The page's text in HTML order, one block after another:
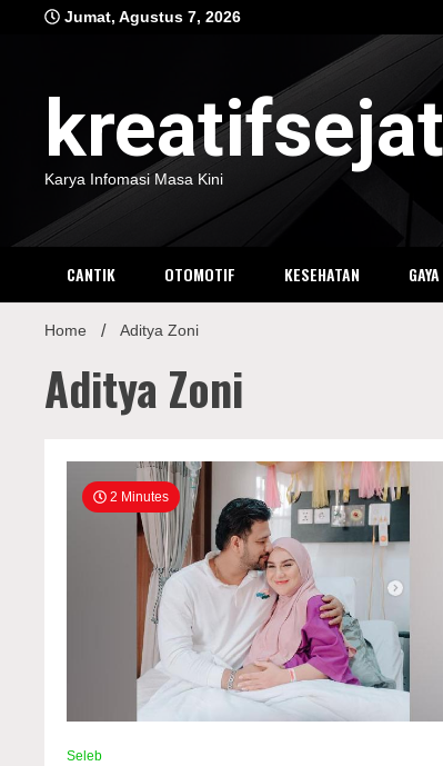
Jumat, Agustus 7, 2026
Karya Infomasi Masa Kini
CANTIK OTOMOTIF KESEHATAN GAYA
Home Aditya Zoni
Aditya Zoni
2 Minutes
Seleb